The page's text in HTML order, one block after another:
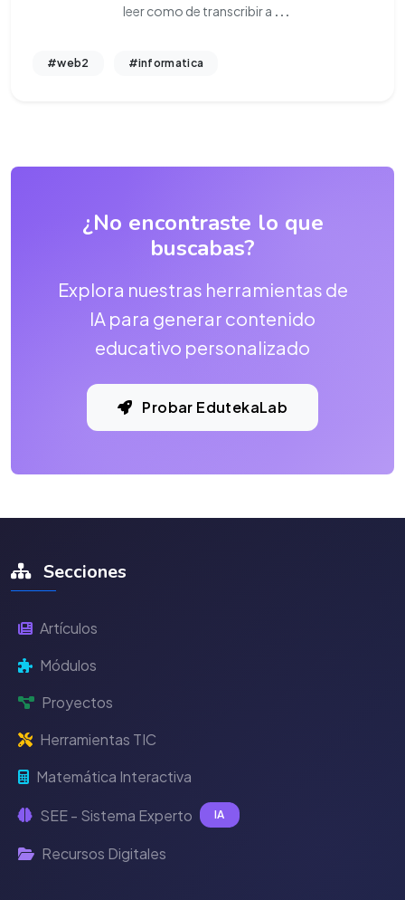
leer como de transcribir a ...
#web2 #informatica
¿No encontraste lo que
buscabas?
Explora nuestras herramientas de
IA para generar contenido
educativo personalizado
Probar EdutekaLab
Secciones
Artículos
Módulos
Proyectos
Herramientas TIC
Matemática Interactiva
SEE - Sistema Experto IA
Recursos Digitales